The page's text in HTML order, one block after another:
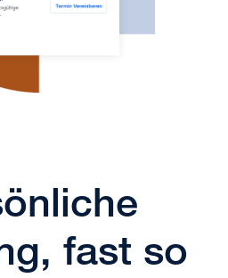
fast so